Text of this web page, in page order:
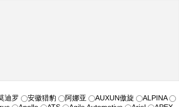
迪罗 安徽猎豹 阿娜亚 AUXUN傲旋
ALPINA